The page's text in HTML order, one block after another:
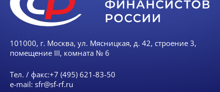
101000, г. Москва, ул. Мясницкая, д. 42, строение 3,
помещение III, комната № 6
Тел. / факс:+7 (495) 621-83-50
e-mail: sfr@sf-rf.ru